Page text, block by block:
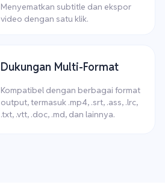
Menyematkan subtitle dan ekspor
video dengan satu klik.
Dukungan Multi-Format
Kompatibel dengan berbagai format
output, termasuk .mp4, .srt, .ass, .lrc,
.txt, .vtt, .doc, .md, dan lainnya.